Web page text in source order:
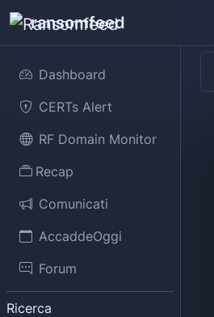
ransomfeed
Dashboard
CERTs Alert
RF Domain Monitor
Recap
Comunicati
AccaddeOggi
Forum
Ricerca